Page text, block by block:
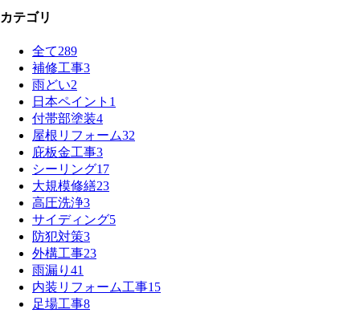
カテゴリ
全て289
補修工事3
雨どい2
日本ペイント 1
付帯部塗装4
屋根リフォーム32
庇板金工事3
シーリング17
大規模修繕23
高圧洗浄3
サイディング5
防犯対策3
外構工事23
雨漏り 41
内装リフォーム工事15
足場工事8